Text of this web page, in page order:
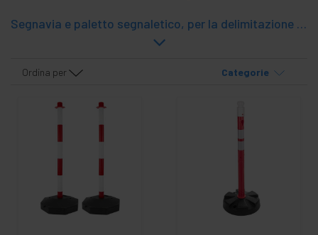
Segnavia e paletto segnaletico, per la delimitazione dei diversi spazi. Ideale per delimitare strade, strade, spazi privati, spazi industriali, ecc. Vari modelli di pali, coni e recinzioni che delimitano spazi, strade, strade, ecc.
Ordina per Categorie